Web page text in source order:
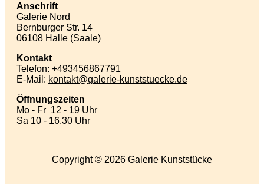
Anschrift
Galerie Nord
Bernburger Str. 14
06108 Halle (Saale)
Kontakt
Telefon: +493456867791
E-Mail: kontakt galerie-kunststuecke de
Öffnungszeiten
Mo - Fr 12 - 19 Uhr
Sa 10 - 16.30 Uhr
Copyright © 2026 Galerie Kunststücke